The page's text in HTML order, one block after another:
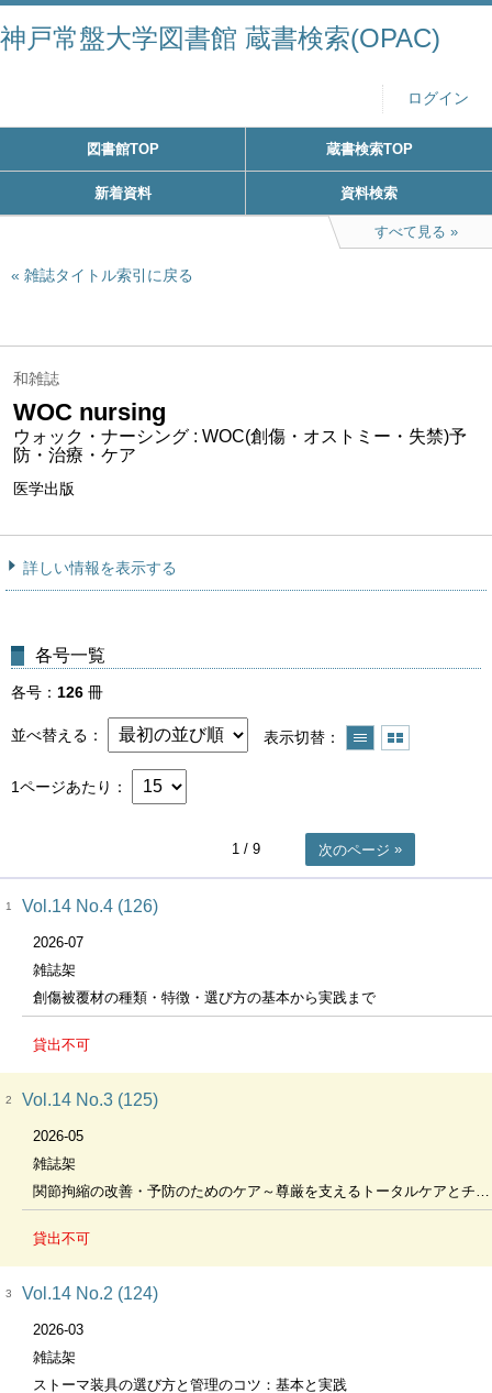
神戸常盤大学図書館 蔵書検索(OPAC)
ログイン
図書館TOP 蔵書検索TOP
新着資料 資料検索
すべて見る
雑誌タイトル索引に戻る
和雑誌
WOC nursing
ウォック・ナーシング : WOC(創傷・オストミー・失禁)予
防・治療・ケア
医学出版
詳しい情報を表示する
各号一覧
各号 126 冊
並べ替える 表示切替
1ページあたり
1 / 9 次のページ
1 Vol.14 No.4 (126)
2026-07
雑誌架
創傷被覆材の種類・特徴・選び方の基本から実践まで
貸出不可
2 Vol.14 No.3 (125)
2026-05
雑誌架
関節拘縮の改善・予防のためのケア～尊厳を支えるトータルケアとチームアプローチ～
貸出不可
3 Vol.14 No.2 (124)
2026-03
雑誌架
ストーマ装具の選び方と管理のコツ：基本と実践